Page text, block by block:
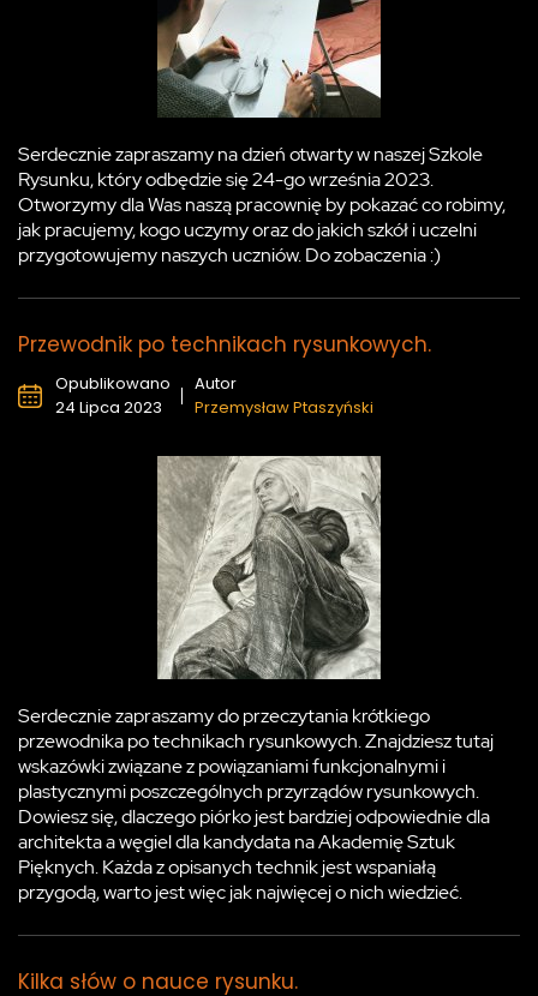
Serdecznie zapraszamy na dzień otwarty w naszej Szkole
Rysunku, który odbędzie się 24-go września 2023.
Otworzymy dla Was naszą pracownię by pokazać co robimy,
jak pracujemy, kogo uczymy oraz do jakich szkół i uczelni
przygotowujemy naszych uczniów. Do zobaczenia :)
Przewodnik po technikach rysunkowych.
Opublikowano
24 Lipca 2023
Autor
Przemysław Ptaszyński
Serdecznie zapraszamy do przeczytania krótkiego
przewodnika po technikach rysunkowych. Znajdziesz tutaj
wskazówki związane z powiązaniami funkcjonalnymi i
plastycznymi poszczególnych przyrządów rysunkowych.
Dowiesz się, dlaczego piórko jest bardziej odpowiednie dla
architekta a węgiel dla kandydata na Akademię Sztuk
Pięknych. Każda z opisanych technik jest wspaniałą
przygodą, warto jest więc jak najwięcej o nich wiedzieć.
Kilka słów o nauce rysunku.